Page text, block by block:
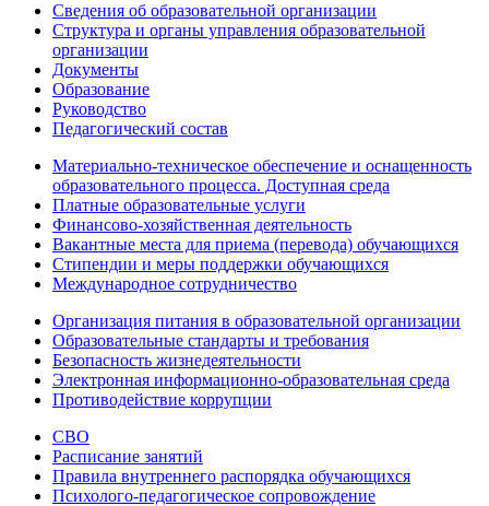
Сведения об образовательной организации
Структура и органы управления образовательной
организации
Документы
Образование
Руководство
Педагогический состав
Материально-техническое обеспечение и оснащенность
образовательного процесса. Доступная среда
Платные образовательные услуги
Финансово-хозяйственная деятельность
Вакантные места для приема (перевода) обучающихся
Стипендии и меры поддержки обучающихся
Международное сотрудничество
Организация питания в образовательной организации
Образовательные стандарты и требования
Безопасность жизнедеятельности
Электронная информационно-образовательная среда
Противодействие коррупции
СВО
Расписание занятий
Правила внутреннего распорядка обучающихся
Психолого-педагогическое сопровождение